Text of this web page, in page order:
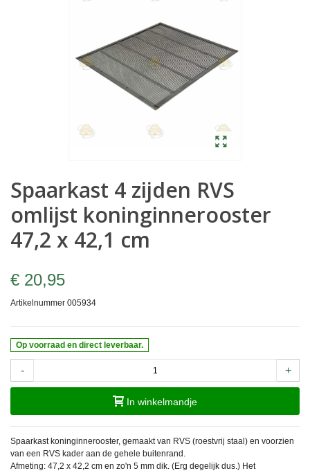
Spaarkast 4 zijden RVS
omlijst koninginnerooster
47,2 x 42,1 cm
€ 20,95
Artikelnummer 005934
Op voorraad en direct leverbaar.
- +
In winkelmandje
Spaarkast koninginnerooster, gemaakt van RVS (roestvrij staal) en voorzien
van een RVS kader aan de gehele buitenrand.
Afmeting: 47,2 x 42,2 cm en zo'n 5 mm dik. (Erg degelijk dus.) Het